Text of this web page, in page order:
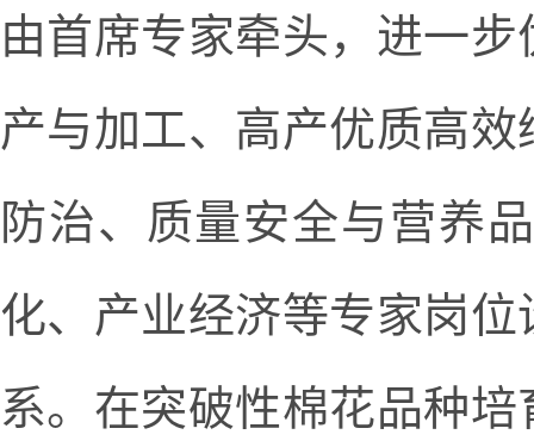
由首席专家牵头，进一
产与加工、高产优质高
防治、质量安全与营养
化、产业经济等专家岗
系。在突破性棉花品种